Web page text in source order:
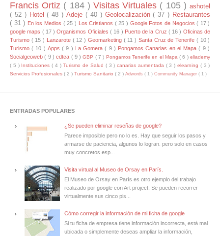
Francis Ortiz ( 184 )Visitas Virtuales ( 105 )ashotel
( 52 ) Hotel ( 48 )Adeje ( 40 ) Geolocalización ( 37 ) Restaurantes
( 31 ) En los Medios ( 25 ) Los Cristianos ( 25 ) Google Fotos de Negocios( 17 )
google maps ( 17 )Organismos Oficiales ( 16 ) Puerto de la Cruz ( 16 ) Oficinas de
Turismo ( 15 ) Lanzarote ( 12 ) Geomarketing ( 11 ) Santa Cruz de Tenerife ( 10 )
Turismo( 10 ) Apps( 9 ) La Gomera( 9 ) Pongamos Canarias en el Mapa( 9 )
Socialgeoweb( 9 )cdtca ( 9 )GBP ( 7 ) Pongamos Tenerife en el Mapa( 6 )eliademy
( 5 ) Instituciones( 4 )Turismo de Salud ( 3 )canarias aumentada ( 3 ) elearning ( 3 )
Servicios Profesionales ( 2 ) Turismo Sanitario ( 2 ) Adwords ( 1 ) Community Manager ( 1 )
ENTRADAS POPULARES
¿Se pueden eliminar reseñas de google?
Parece imposible pero no lo es. Hay que seguir los pasos y
armarse de paciencia, algunos lo logran. pero solo en casos
muy concretos esp...
Visita virtual al Museo de Orsay en París.
El Museo de Orsay en París es otro ejemplo del trabajo
realizado por google con Art project. Se pueden recorrer
virtualmente sus cinco pis...
Cómo corregir la información de mi ficha de google
Si tu ficha de empresa tiene información incorrecta, está mal
ubicada o simplemente deseas ampliar la información,